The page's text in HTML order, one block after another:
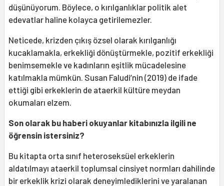
düşünüyorum. Böylece, o kırılganlıklar politik alet
edevatlar haline kolayca getirilemezler.
Neticede, krizden çıkış özsel olarak kırılganlığı
kucaklamakla, erkekliği dönüştürmekle, pozitif erkekliği
benimsemekle ve kadınların eşitlik mücadelesine
katılmakla mümkün. Susan Faludi’nin (2019) de ifade
ettiği gibi erkeklerin de ataerkil kültüre meydan
okumaları elzem.
Son olarak bu haberi okuyanlar kitabınızla ilgili ne
öğrensin istersiniz?
Bu kitapta orta sınıf heteroseksüel erkeklerin
aldatılmayı ataerkil toplumsal cinsiyet normları dahilinde
bir erkeklik krizi olarak deneyimlediklerini ve yaralanan